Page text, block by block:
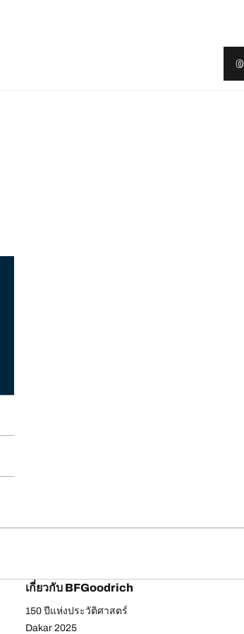
เกี่ยวกับ BFGoodrich
150 ปีแห่งประวัติศาสตร์
Dakar 2025